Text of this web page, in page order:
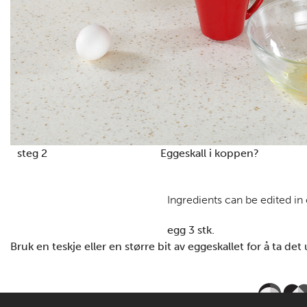
steg 2
Ingredients can be edited
egg 3 stk.
Eggeskall i koppen?
Bruk en teskje eller en større bit av eggeskallet for å ta det